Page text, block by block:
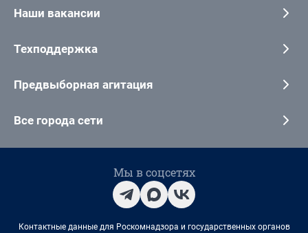
Наши вакансии
Техподдержка
Предвыборная агитация
Все города сети
Мы в соцсетях
Контактные данные для Роскомнадзора и государственных органов